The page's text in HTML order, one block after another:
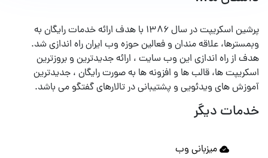
پرشین اسکریپت در سال ۱۳۸۶ با هدف ارائه خدمات رایگان به
وبمسترها، علاقه مندان و فعالین حوزه وب ایران راه اندازی شد.
هدف از راه اندازی این وب سایت ، ارائه جدیدترین و بروزترین
اسکریپت ها، قالب ها و افزونه ها به صورت رایگان ، جدیدترین
آموزش های ویدئویی و پشتیبانی در تالارهای گفتگو می باشد.
خدمات دیگر
میزبانی وب